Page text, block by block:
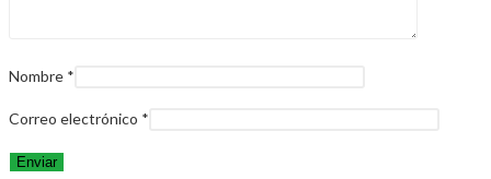
Nombre *
Correo electrónico *